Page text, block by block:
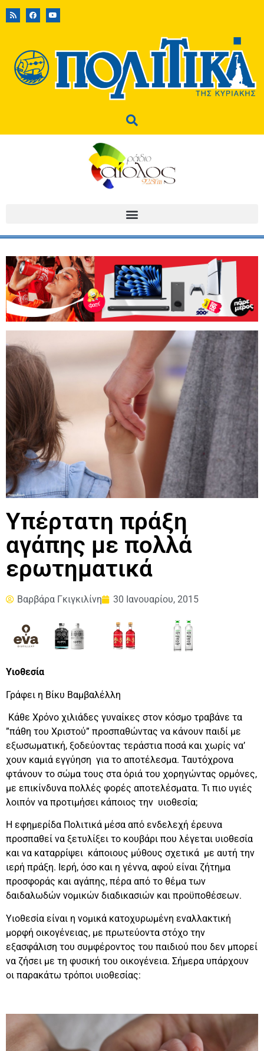
Υπέρτατη πράξη
αγάπης με πολλά
ερωτηματικά
Βαρβάρα Γκιγκιλίνη 30 Ιανουαρίου, 2015
Υιοθεσία
Γράφει η Βίκυ Βαμβαλέλλη
Κάθε Χρόνο χιλιάδες γυναίκες στον κόσμο τραβάνε τα
”πάθη του Χριστού” προσπαθώντας να κάνουν παιδί με
εξωσωματική, ξοδεύοντας τεράστια ποσά και χωρίς να’
χουν καμιά εγγύηση για το αποτέλεσμα. Ταυτόχρονα
φτάνουν το σώμα τους στα όριά του χορηγώντας ορμόνες,
με επικίνδυνα πολλές φορές αποτελέσματα. Τι πιο υγιές
λοιπόν να προτιμήσει κάποιος την υιοθεσία;
Η εφημερίδα Πολιτικά μέσα από ενδελεχή έρευνα
προσπαθεί να ξετυλίξει το κουβάρι που λέγεται υιοθεσία
και να καταρρίψει κάποιους μύθους σχετικά με αυτή την
ιερή πράξη. Ιερή, όσο και η γέννα, αφού είναι ζήτημα
προσφοράς και αγάπης, πέρα από το θέμα των
δαιδαλωδών νομικών διαδικασιών και προϋποθέσεων.
Υιοθεσία είναι η νομικά κατοχυρωμένη εναλλακτική
μορφή οικογένειας, με πρωτεύοντα στόχο την
εξασφάλιση του συμφέροντος του παιδιού που δεν μπορεί
να ζήσει με τη φυσική του οικογένεια. Σήμερα υπάρχουν
οι παρακάτω τρόποι υιοθεσίας: